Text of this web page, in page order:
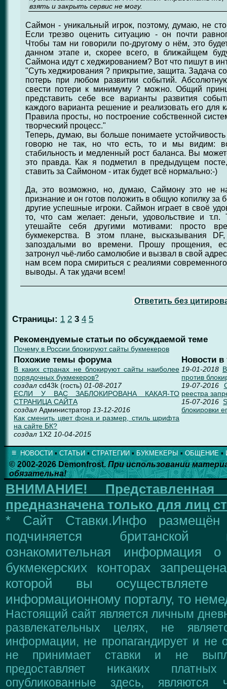
взять и закрыть сервис не могу.
Саймон - уникальный игрок, поэтому, думаю, не
Если трезво оценить ситуацию - он почти
Чтобы там ни говорили по-другому о нём, это
данном этапе и, скорее всего, в ближайщем
Саймона идут с хеджированием? Вот что пишут в
"Суть хеджирования ? прикрытие, защита. Задача
потерь при любом развитии событий.
свести потери к минимуму ? можно. Общий
представить себе все варианты развития
каждого варианта решение и реализовать его для
Правила просты, но построение собственной
творческий процесс."
Теперь, думаю, вы больше понимаете
говорю не так, но что есть, то и мы видим:
стабильность и медленный рост баланса. Вы
это правда. Как я подметил в предыдущем
ставить за Саймоном - итак будет всё нормально:-)
Да, это возможно, но, думаю, Саймону это не
признание и он готов положить в общую копилку за
другие успешные игроки. Саймон играет в своё
то, что сам желает: деньги, удовольствие и
утешайте себя другими мотивами: просто
букмекерства. В этом плане, высказывания
запоздалыми во времени. Прошу прощения,
затронул чьё-либо самолюбие и вызвал в свой
нам всем пора смириться с реалиями
выводы. А так удачи всем!
Ответить без
Страницы: 1 2 3 4 5
Рекомендуемые статьи по обсуждаемой теме
Почему в России блокируют сайты букмекеров
Похожие темы форума
В каких странах не блокируют сайты наиболее
порядочных букмекеров?
создал cd43k (гость) 01-08-2017
ЕСЛИ У ВАС ЗАБЛОКИРОВАНА КАКАЯ-ТО
СТРАНИЦА САЙТА
создал Администратор 13-12-2016
Как сменить цвет фона и размер, стиль шрифта
на сайте БК?
создал 1X2 10-04-2015
Новости в
19-01-2018
против
19-07-2016
реестра
15-07-2016
блокировки
≡ НОВОСТИ ▪ СТАТЬИ ▪ СТРАТЕГИИ ▪ БУКМЕКЕРЫ ▪ ОБЩЕНИЕ ▪
© 2002-2026 Demonfrost.При использовании
обязательна!
ВНИМАНИЕ!
предназначена только для лиц
* Сайт Ставки.Инфо размещён
подчиняется британской
ознакомительная информация
букмекерских конторах
которой вы
информационному порталу, то
Настоящий сайт является личным
развлекательных целях, не
информации, не пропагандирует и не
не принимает ставки и не
предоставляет никаких
опубликованные здесь, являются